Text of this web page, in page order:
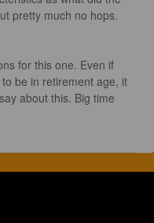
pretty much no hops.
for this one. Even if
be in retirement age, it
about this. Big time